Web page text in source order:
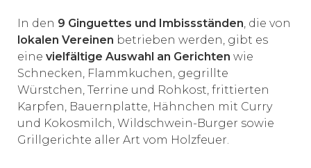
In den 9 Ginguettes und Imbissständen, die von
lokalen Vereinen betrieben werden, gibt es
eine vielfältige Auswahl an Gerichten wie
Schnecken, Flammkuchen, gegrillte
Würstchen, Terrine und Rohkost, frittierten
Karpfen, Bauernplatte, Hähnchen mit Curry
und Kokosmilch, Wildschwein-Burger sowie
Grillgerichte aller Art vom Holzfeuer.